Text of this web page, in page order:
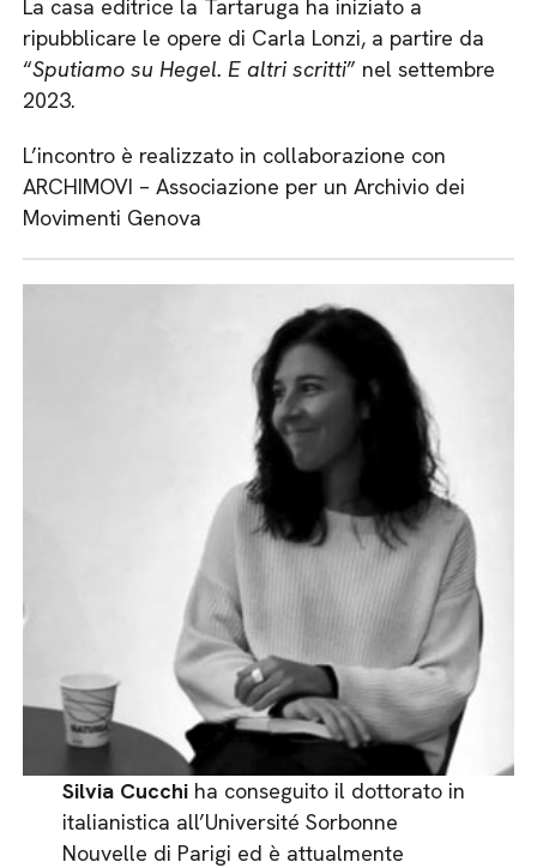
La casa editrice la Tartaruga ha iniziato a
ripubblicare le opere di Carla Lonzi, a partire da
“Sputiamo su Hegel. E altri scritti” nel settembre
2023.
L’incontro è realizzato in collaborazione con
ARCHIMOVI – Associazione per un Archivio dei
Movimenti Genova
Silvia Cucchi ha conseguito il dottorato in
italianistica all’Université Sorbonne
Nouvelle di Parigi ed è attualmente